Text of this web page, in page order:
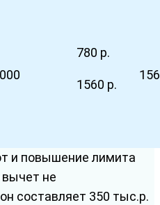
780 р.
1560 р.
и повышение лимита
вычет не
составляет 350 тыс.р.